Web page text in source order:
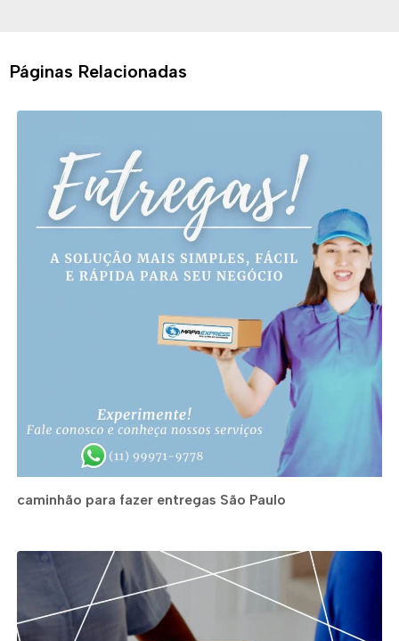
Páginas Relacionadas
caminhão para fazer entregas São Paulo